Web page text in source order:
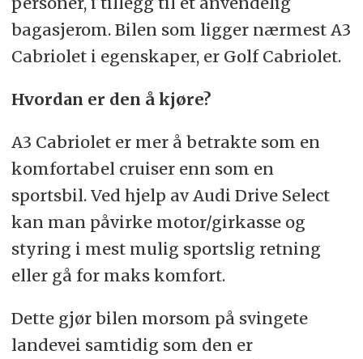
bagasjerom. Bilen som ligger nærmest A3
Cabriolet i egenskaper, er Golf Cabriolet.
Hvordan er den å kjøre?
A3 Cabriolet er mer å betrakte som en
komfortabel cruiser enn som en
sportsbil. Ved hjelp av Audi Drive Select
kan man påvirke motor/girkasse og
styring i mest mulig sportslig retning
eller gå for maks komfort.
Dette gjør bilen morsom på svingete
landevei samtidig som den er